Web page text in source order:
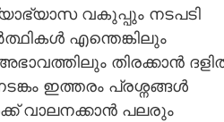
വകുപ്പും നടപടി
എന്തെങ്കിലും
തിരക്കാൻ
ഇത്തരം പ്രശ്നങ്ങൾ
വാലനക്കാൻ പലരും